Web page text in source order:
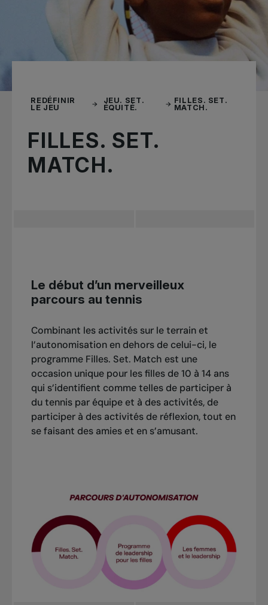
REDÉFINIR
LE JEU
JEU. SET.
ÉQUITÉ.
FILLES. SET.
MATCH.
FILLES. SET.
MATCH.
Le début d’un merveilleux
parcours au tennis
Combinant les activités sur le terrain et
l’autonomisation en dehors de celui-ci, le
programme Filles. Set. Match est une
occasion unique pour les filles de 10 à 14 ans
qui s’identifient comme telles de participer à
du tennis par équipe et à des activités, de
participer à des activités de réflexion, tout en
se faisant des amies et en s’amusant.